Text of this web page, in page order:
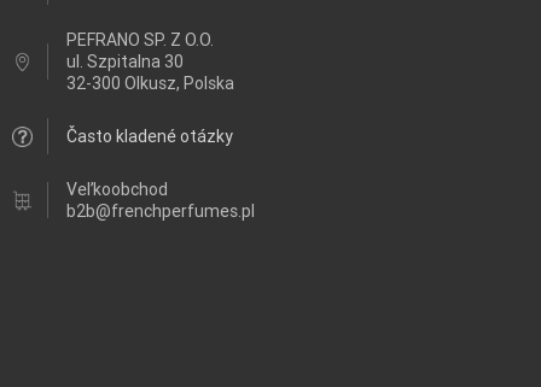
PEFRANO SP. Z O.O.
ul. Szpitalna 30
32-300 Olkusz, Polska
Často kladené otázky
Veľkoobchod
b2b@frenchperfumes.pl